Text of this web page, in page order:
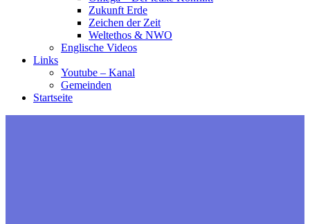
Zukunft Erde
Zeichen der Zeit
Weltethos & NWO
Englische Videos
Links
Youtube – Kanal
Gemeinden
Startseite